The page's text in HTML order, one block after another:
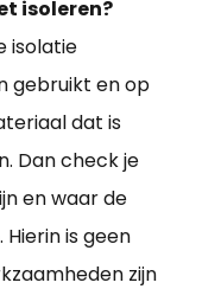
isoleren?
isolatie
gebruikt en op
dat is
Dan check je
en waar de
is geen
zijn